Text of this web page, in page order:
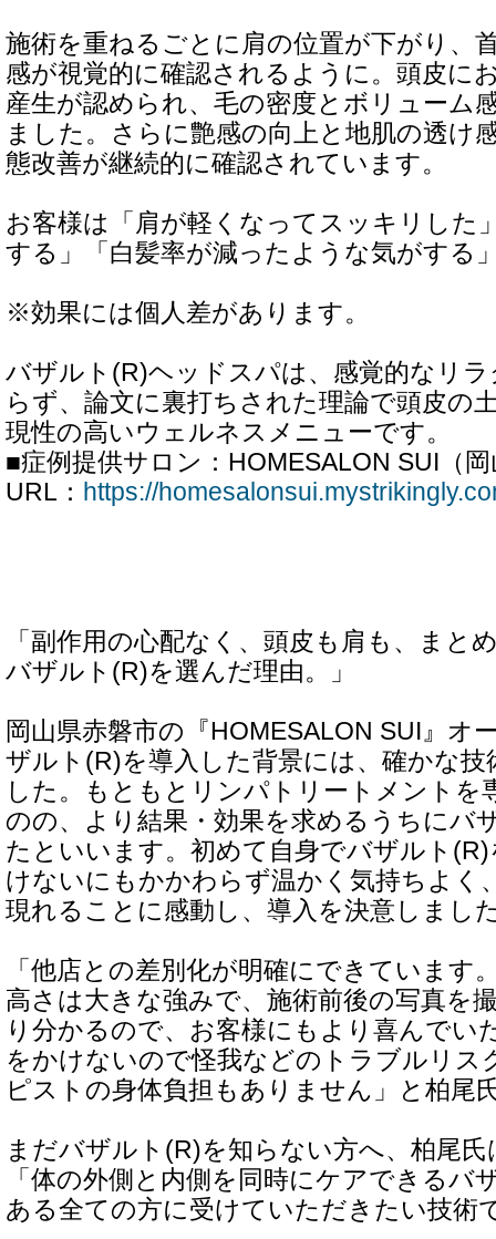
施術を重ねるごとに肩の位置が下がり、
感が視覚的に確認されるように。頭皮に
産生が認められ、毛の密度とボリューム
ました。さらに艶感の向上と地肌の透け
態改善が継続的に確認されています。
お客様は「肩が軽くなってスッキリした
する」「白髪率が減ったような気がする
※効果には個人差があります。
バザルト(R)ヘッドスパは、感覚的なリ
らず、論文に裏打ちされた理論で頭皮の
現性の高いウェルネスメニューです。
■症例提供サロン：HOMESALON SUI（
URL： https://
「副作用の心配なく、頭皮も肩も、まと
バザルト(R)を選んだ理由。」
岡山県赤磐市の『HOMESALON SUI』オ
ザルト(R)を導入した背景には、確かな
した。もともとリンパトリートメントを
のの、より結果・効果を求めるうちにバ
たといいます。初めて自身でバザルト
けないにもかかわらず温かく気持ちよく
現れることに感動し、導入を決意しまし
「他店との差別化が明確にできています
高さは大きな強みで、施術前後の写真を
り分かるので、お客様にもより喜んでい
をかけないので怪我などのトラブルリス
ピストの身体負担もありません」と柏尾
まだバザルト(R)を知らない方へ、柏尾
「体の外側と内側を同時にケアできるバ
ある全ての方に受けていただきたい技術